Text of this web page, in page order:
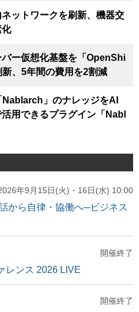
ットワークを刷新、機器交
化
ー仮想化基盤を「OpenShi
、5年間の費用を2割減
」のナレッジをAI
用できるプラグイン「Nabl
年9月15日(火)・16日(水) 10:00
から自律・協働へ─ビジネス
開催終了
レンス 2026 LIVE
開催終了